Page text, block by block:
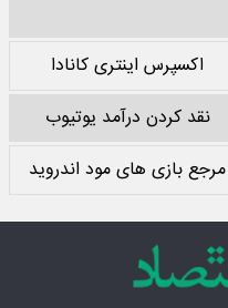
اکسپرس اینتری کانادا
نقد کردن درآمد یوتیوب
مرجع بازی های مود اندروید